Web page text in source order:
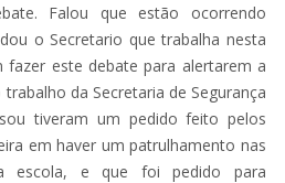
Falou que estão ocorrendo
o Secretario que trabalha nesta
fazer este debate para alertarem a
da Secretaria de Segurança
tiveram um pedido feito pelos
em haver um patrulhamento nas
escola, e que foi pedido para